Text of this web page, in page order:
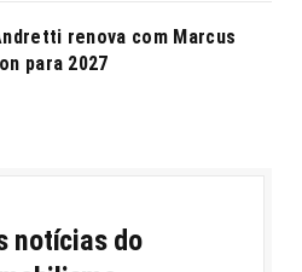
renova com Marcus
para 2027
notícias do